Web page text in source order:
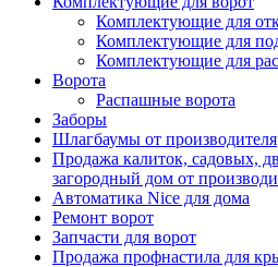
Комплектующие для
Комплектующие для
Комплектующие для
Ворота
Распашные ворота
Заборы
Шлагбаумы от производителя
Продажа калиток, садовых,
загородный дом от
Автоматика Nice для дома
Ремонт ворот
Запчасти для ворот
Продажа профнастила для